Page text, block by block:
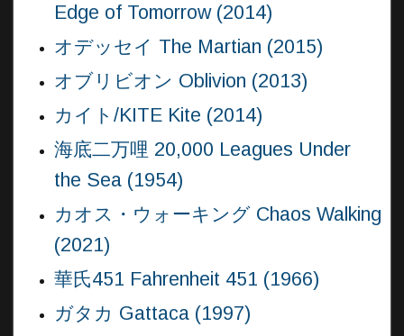
Edge of Tomorrow (2014)
オデッセイ The Martian (2015)
オブリビオン Oblivion (2013)
カイト/KITE Kite (2014)
海底二万哩 20,000 Leagues Under
the Sea (1954)
カオス・ウォーキング Chaos Walking
(2021)
華氏451 Fahrenheit 451 (1966)
ガタカ Gattaca (1997)